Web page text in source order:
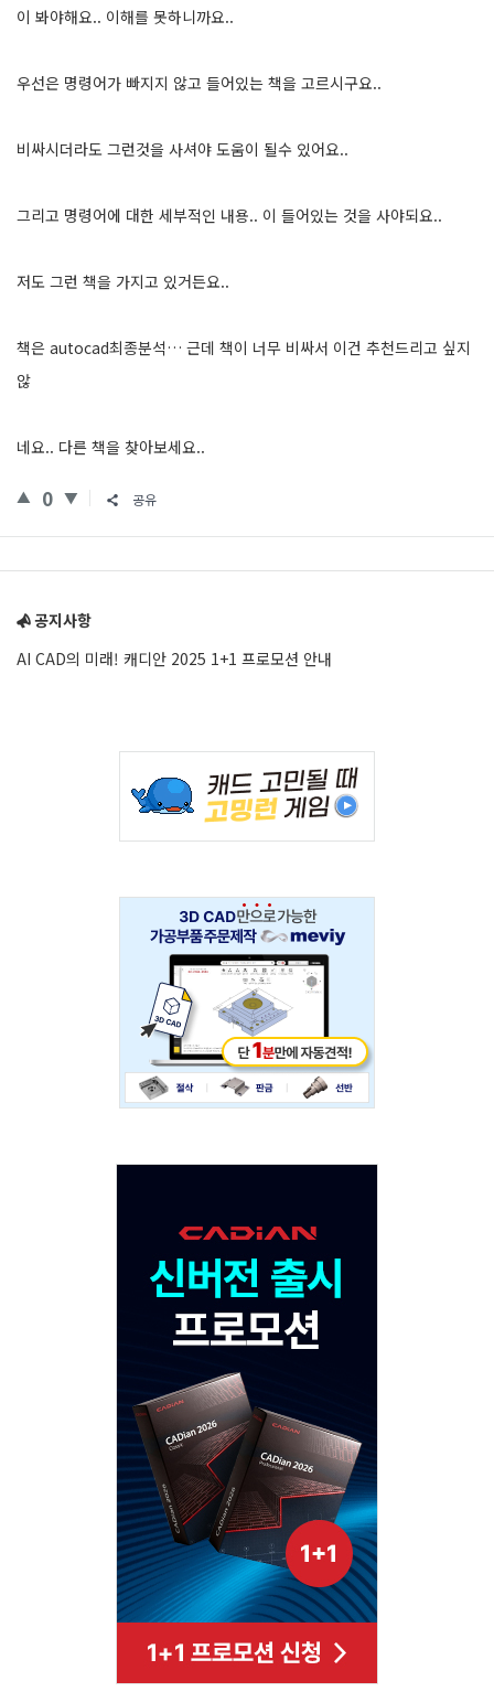
이 봐야해요.. 이해를 못하니까요..
우선은 명령어가 빠지지 않고 들어있는 책을 고르시구요..
비싸시더라도 그런것을 사셔야 도움이 될수 있어요..
그리고 명령어에 대한 세부적인 내용.. 이 들어있는 것을 사야되요..
저도 그런 책을 가지고 있거든요..
책은 autocad최종분석… 근데 책이 너무 비싸서 이건 추천드리고 싶지
않
네요.. 다른 책을 찾아보세요..
0 공유
공지사항
AI CAD의 미래! 캐디안 2025 1+1 프로모션 안내